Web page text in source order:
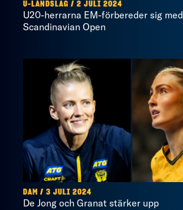
U-LANDSLAG / 2 JULI 2024
U20-herrarna EM-förbereder sig med
Scandinavian Open
DAM / 3 JULI 2024
De Jong och Granat stärker upp